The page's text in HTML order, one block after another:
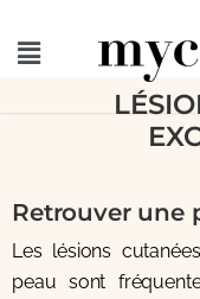
Retrouver une
Les lésions
peau sont